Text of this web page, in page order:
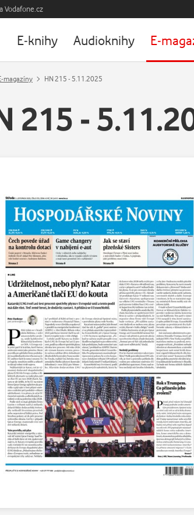
Vodafone.cz
E-knihy Audioknihy E-
magazíny HN 215 - 5.11.2025
215 -